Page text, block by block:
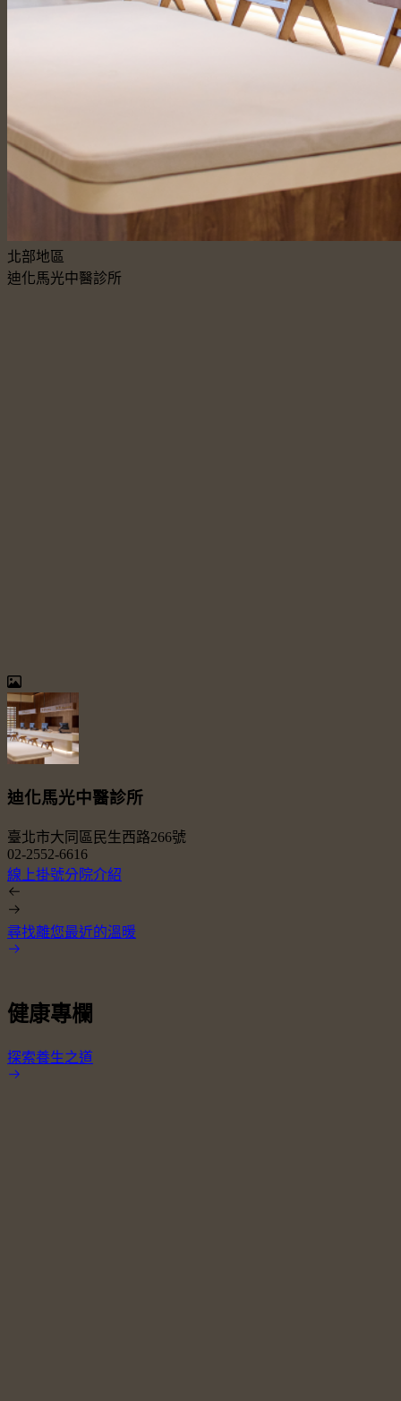
北部地區
迪化馬光中醫診所
迪化馬光中醫診所
臺北市大同區民生西路266號
02-2552-6616
線上掛號分院介紹
尋找離您最近的溫暖
健康專欄
探索養生之道